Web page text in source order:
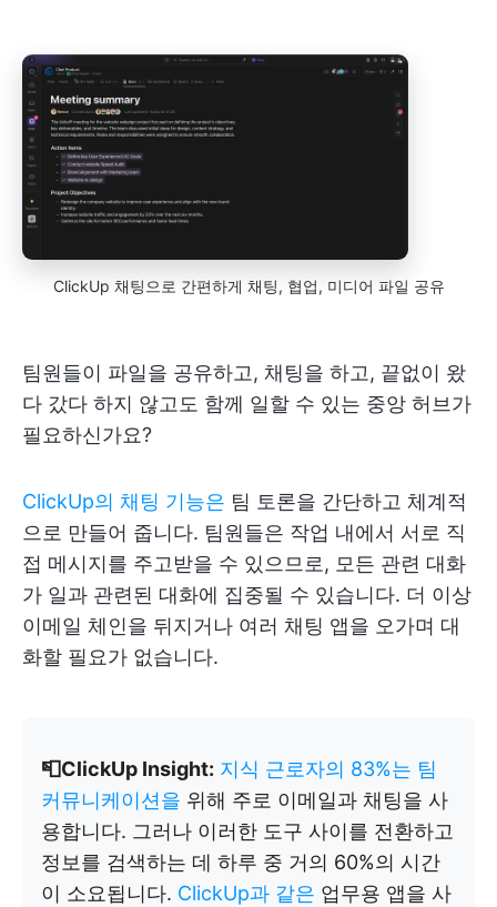
ClickUp 채팅으로 간편하게 채팅, 협업, 미디어 파일 공유
팀원들이 파일을 공유하고, 채팅을 하고, 끝없이 왔
다 갔다 하지 않고도 함께 일할 수 있는 중앙 허브가
필요하신가요?
ClickUp의 채팅 기능은 팀 토론을 간단하고 체계적
으로 만들어 줍니다. 팀원들은 작업 내에서 서로 직
접 메시지를 주고받을 수 있으므로, 모든 관련 대화
가 일과 관련된 대화에 집중될 수 있습니다. 더 이상
이메일 체인을 뒤지거나 여러 채팅 앱을 오가며 대
화할 필요가 없습니다.
📮ClickUp Insight: 지식 근로자의 83%는 팀
커뮤니케이션을 위해 주로 이메일과 채팅을 사
용합니다. 그러나 이러한 도구 사이를 전환하고
정보를 검색하는 데 하루 중 거의 60%의 시간
이 소요됩니다. ClickUp과 같은 업무용 앱을 사